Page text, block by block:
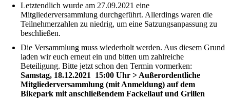
Letztendlich wurde am 27.09.2021 eine
Mitgliederversammlung durchgeführt. Allerdings waren die
Teilnehmerzahlen zu niedrig, um eine Satzungsanpassung zu
beschließen.
Die Versammlung muss wiederholt werden. Aus diesem Grund
laden wir euch erneut ein und bitten um zahlreiche
Beteiligung. Bitte jetzt schon den Termin vormerken:
Samstag, 18.12.2021 15:00 Uhr > Außerordentliche
Mitgliederversammlung (mit Anmeldung) auf dem
Bikepark mit anschließendem Fackellauf und Grillen